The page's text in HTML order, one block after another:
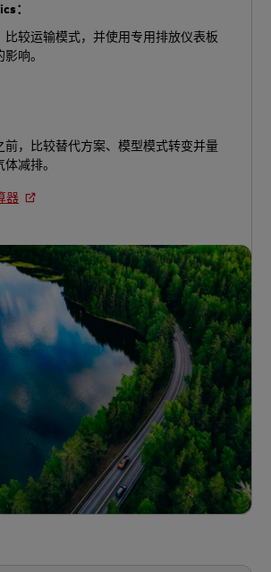
：
比较运输模式，并使用专用排放仪表板
响。
前，比较替代方案、模型模式转变并量
减排。
器